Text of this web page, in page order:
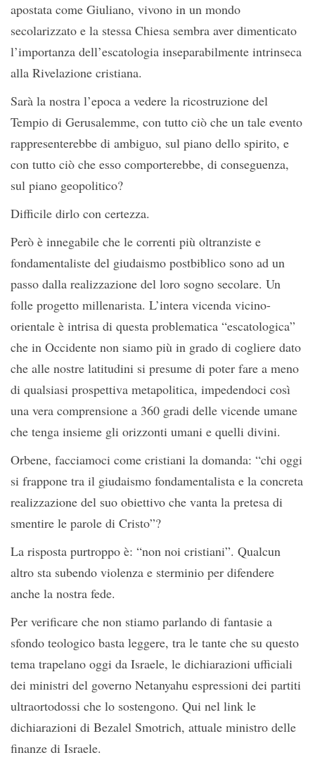
apostata come Giuliano, vivono in un mondo
secolarizzato e la stessa Chiesa sembra aver dimenticato
l’importanza dell’escatologia inseparabilmente intrinseca
alla Rivelazione cristiana.
Sarà la nostra l’epoca a vedere la ricostruzione del
Tempio di Gerusalemme, con tutto ciò che un tale evento
rappresenterebbe di ambiguo, sul piano dello spirito, e
con tutto ciò che esso comporterebbe, di conseguenza,
sul piano geopolitico?
Difficile dirlo con certezza.
Però è innegabile che le correnti più oltranziste e
fondamentaliste del giudaismo postbiblico sono ad un
passo dalla realizzazione del loro sogno secolare. Un
folle progetto millenarista. L’intera vicenda vicino-
orientale è intrisa di questa problematica “escatologica”
che in Occidente non siamo più in grado di cogliere dato
che alle nostre latitudini si presume di poter fare a meno
di qualsiasi prospettiva metapolitica, impedendoci così
una vera comprensione a 360 gradi delle vicende umane
che tenga insieme gli orizzonti umani e quelli divini.
Orbene, facciamoci come cristiani la domanda: “chi oggi
si frappone tra il giudaismo fondamentalista e la concreta
realizzazione del suo obiettivo che vanta la pretesa di
smentire le parole di Cristo”?
La risposta purtroppo è: “non noi cristiani”. Qualcun
altro sta subendo violenza e sterminio per difendere
anche la nostra fede.
Per verificare che non stiamo parlando di fantasie a
sfondo teologico basta leggere, tra le tante che su questo
tema trapelano oggi da Israele, le dichiarazioni ufficiali
dei ministri del governo Netanyahu espressioni dei partiti
ultraortodossi che lo sostengono. Qui nel link le
dichiarazioni di Bezalel Smotrich, attuale ministro delle
finanze di Israele.